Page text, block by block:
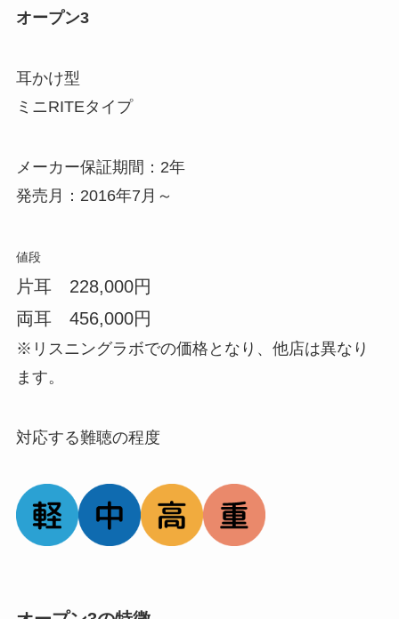
オープン3
耳かけ型
ミニRITEタイプ
メーカー保証期間：2年
発売月：2016年7月～
値段
片耳 228,000円
両耳 456,000円
※リスニングラボでの価格となり、他店は異なり
ます。
対応する難聴の程度